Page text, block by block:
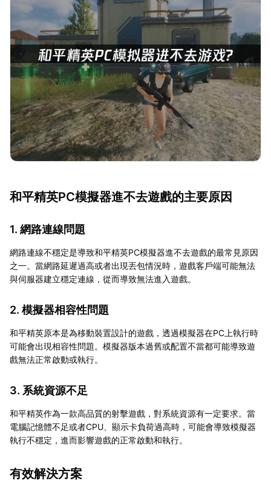
和平精英PC模擬器進不去遊戲的主要原因
1. 網路連線問題
網路連線不穩定是導致和平精英PC模擬器進不去遊戲的最常見原因
之一。當網路延遲過高或者出現丟包情況時，遊戲客戶端可能無法
與伺服器建立穩定連線，從而導致無法進入遊戲。
2. 模擬器相容性問題
和平精英原本是為移動裝置設計的遊戲，透過模擬器在PC上執行時
可能會出現相容性問題。模擬器版本過舊或配置不當都可能導致遊
戲無法正常啟動或執行。
3. 系統資源不足
和平精英作為一款高品質的射擊遊戲，對系統資源有一定要求。當
電腦記憶體不足或者CPU、顯示卡負荷過高時，可能會導致模擬器
執行不穩定，進而影響遊戲的正常啟動和執行。
有效解決方案